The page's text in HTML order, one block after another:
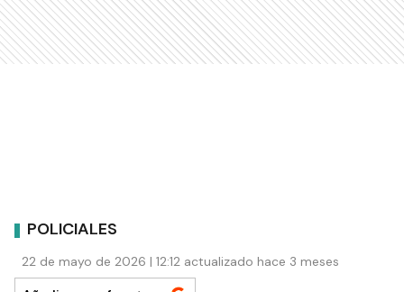
POLICIALES
22 de mayo de 2026 | 12:12 actualizado hace 3 meses